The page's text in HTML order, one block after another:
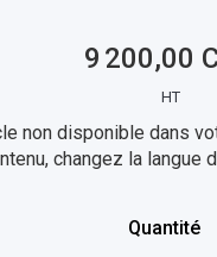
9 200,00
HT
non disponible dans
changez la langue
Quantité